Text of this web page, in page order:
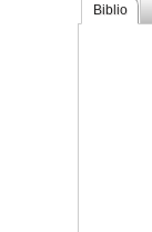
Biblio